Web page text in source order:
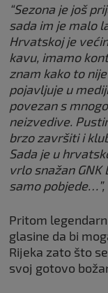
“Sezona je još
sada im je malo
Hrvatskoj je
kavu, imamo
znam kako to
pojavljuje u
povezan s
neizvedive.
brzo završiti i
Sada je u
vrlo snažan GNK
samo pobjede…”,
Pritom
glasine da bi
Rijeka zato što
svoj gotovo